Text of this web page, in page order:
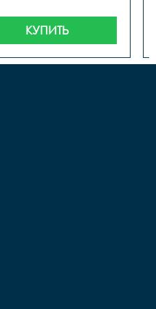
КУПИТЬ